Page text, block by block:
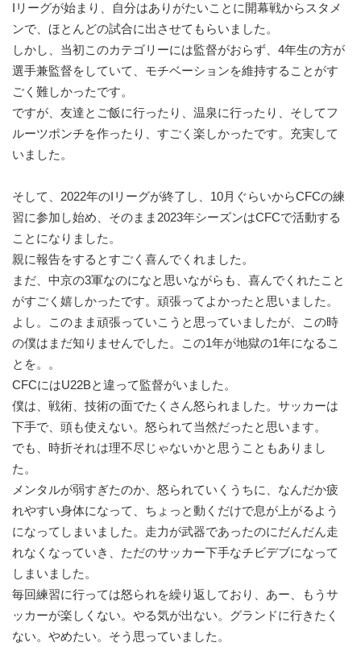
Iリーグが始まり、自分はありがたいことに開幕戦からスタメ
ンで、ほとんどの試合に出させてもらいました。
しかし、当初このカテゴリーには監督がおらず、4年生の方が
選手兼監督をしていて、モチベーションを維持することがす
ごく難しかったです。
ですが、友達とご飯に行ったり、温泉に行ったり、そしてフ
ルーツポンチを作ったり、すごく楽しかったです。充実して
いました。
そして、2022年のIリーグが終了し、10月ぐらいからCFCの練
習に参加し始め、そのまま2023年シーズンはCFCで活動する
ことになりました。
親に報告をするとすごく喜んでくれました。
まだ、中京の3軍なのになと思いながらも、喜んでくれたこと
がすごく嬉しかったです。頑張ってよかったと思いました。
よし。このまま頑張っていこうと思っていましたが、この時
の僕はまだ知りませんでした。この1年が地獄の1年になるこ
とを。。
CFCにはU22Bと違って監督がいました。
僕は、戦術、技術の面でたくさん怒られました。サッカーは
下手で、頭も使えない。怒られて当然だったと思います。
でも、時折それは理不尽じゃないかと思うこともありまし
た。
メンタルが弱すぎたのか、怒られていくうちに、なんだか疲
れやすい身体になって、ちょっと動くだけで息が上がるよう
になってしまいました。走力が武器であったのにだんだん走
れなくなっていき、ただのサッカー下手なチビデブになって
しまいました。
毎回練習に行っては怒られを繰り返しており、あー、もうサ
ッカーが楽しくない。やる気が出ない。グランドに行きたく
ない。やめたい。そう思っていました。